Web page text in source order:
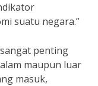
suatu negara.”
penting
maupun luar
masuk,